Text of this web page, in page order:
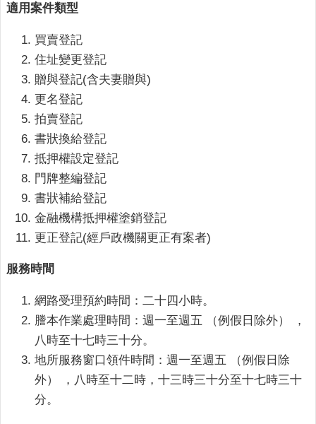
便
服
務
資
訊
公
開
意
交
流
相
連
廉
地
適用案件類型
買賣登記
住址變更登記
贈與登記(含夫妻贈與)
更名登記
拍賣登記
書狀換給登記
抵押權設定登記
門牌整編登記
書狀補給登記
金融機構抵押權塗銷登記
更正登記(經戶政機關更正有案者)
服務時間
網路受理預約時間：二十四小時。
謄本作業處理時間：週一至週五 （例假日除外） ，
八時至十七時三十分。
地所服務窗口領件時間：週一至週五 （例假日除
外） ，八時至十二時，十三時三十分至十七時三十
分。